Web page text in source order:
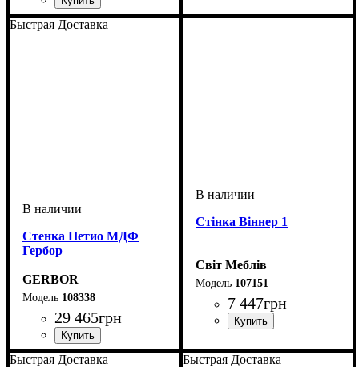
Быстрая Доставка
Стенка Петио МДФ
Гербор
GERBOR
108338
29 465грн
ширина, мм: 3100
высота, мм: 2000
глубина, мм: 520
Стінка Віннер 1
Світ Меблів
107151
7 447грн
Быстрая Доставка Быстрая Доставка